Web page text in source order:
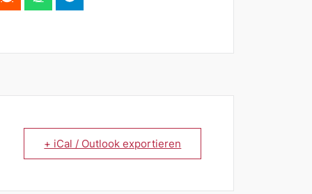
+ iCal / Outlook exportieren